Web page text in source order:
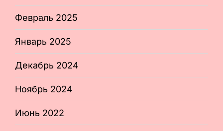
Февраль 2025
Январь 2025
Декабрь 2024
Ноябрь 2024
Июнь 2022